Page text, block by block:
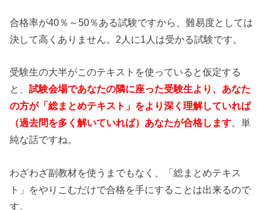
合格率が40％～50％ある試験ですから、難易度としては
決して高くありません。2人に1人は受かる試験です。
受験生の大半がこのテキストを使っていると仮定する
と、試験会場であなたの隣に座った受験生より、あなた
の方が「総まとめテキスト」をより深く理解していれば
（過去問を多く解いていれば）あなたが合格します。単
純な話ですね。
わざわざ副教材を使うまでもなく、「総まとめテキス
ト」をやりこむだけで合格を手にすることは出来るので
す。